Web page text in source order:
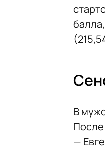
В
После
—